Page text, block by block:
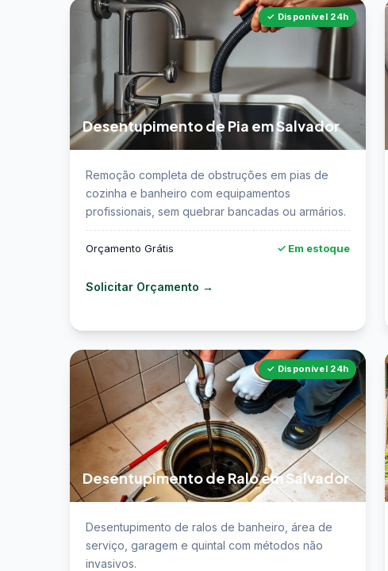
Desentupimento de Pia em Salvador
Salvador →
✓ Disponível 24h
Remoção completa de obstruções em pias de
cozinha e banheiro com equipamentos
profissionais, sem quebrar bancadas ou armários.
Orçamento Grátis ✓ Em estoque
Solicitar Orçamento →
Desentupimento de Ralo em Salvador
em Salvador →
✓ Disponível 24h
Desentupimento de ralos de banheiro, área de
serviço, garagem e quintal com métodos não
invasivos.